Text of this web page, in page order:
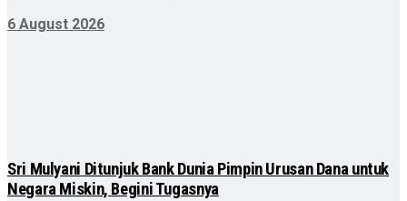
6 August 2026
Sri Mulyani Ditunjuk Bank Dunia Pimpin Urusan Dana untuk
Negara Miskin, Begini Tugasnya